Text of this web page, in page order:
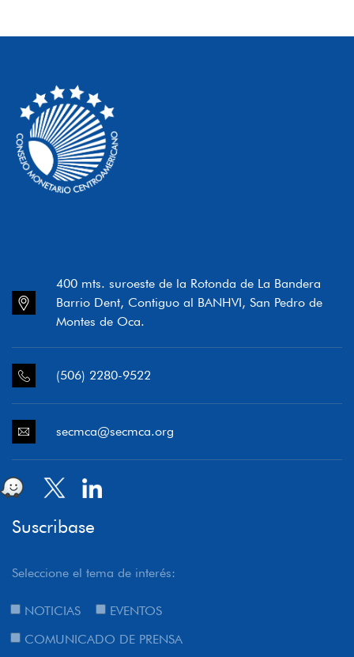
400 mts. suroeste de la Rotonda de La Bandera
Barrio Dent, Contiguo al BANHVI, San Pedro de
Montes de Oca.
(506) 2280-9522
secmca@secmca.org
Suscribase
Seleccione el tema de interés:
NOTICIAS
EVENTOS
COMUNICADO DE PRENSA